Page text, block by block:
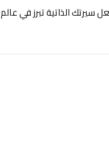
سيرتك الذاتية تبرز في عالم